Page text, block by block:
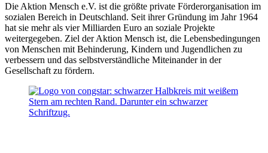
Die Aktion Mensch e.V. ist die größte private Förderorganisation im
sozialen Bereich in Deutschland. Seit ihrer Gründung im Jahr 1964
hat sie mehr als vier Milliarden Euro an soziale Projekte
weitergegeben. Ziel der Aktion Mensch ist, die Lebensbedingungen
von Menschen mit Behinderung, Kindern und Jugendlichen zu
verbessern und das selbstverständliche Miteinander in der
Gesellschaft zu fördern.